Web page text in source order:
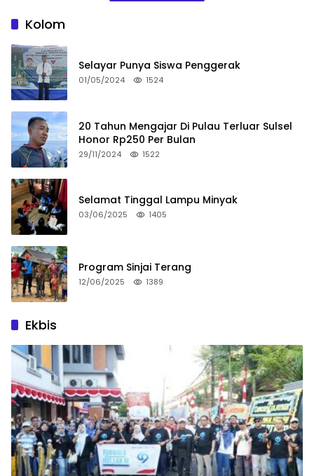
Kolom
Selayar Punya Siswa Penggerak
01/05/2024 1524
20 Tahun Mengajar Di Pulau Terluar Sulsel
Honor Rp250 Per Bulan
29/11/2024 1522
Selamat Tinggal Lampu Minyak
03/06/2025 1405
Program Sinjai Terang
12/06/2025 1389
Ekbis